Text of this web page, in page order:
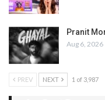
Pranit
Aug 6, 2026
PREV NEXT 1 of 3,987